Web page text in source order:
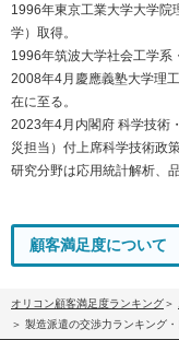
1996年東京工業大学大学院
学）取得。
1996年筑波大学社会工学系
2008年4月慶應義塾大学理
在に至る。
2023年4月内閣府 科学技術
災担当）付上席科学技術政
研究分野は応用統計解析、
顧客満足度について
オリコン顧客満足度ランキング
製造派遣の交渉力ランキング